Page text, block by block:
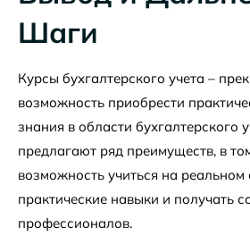
Шаги
Курсы бухгалтерского учета –
возможность приобрести
знания в области бухгалтерского
предлагают ряд преимуществ, в
возможность учиться на реальном
практические навыки и получать
профессионалов.